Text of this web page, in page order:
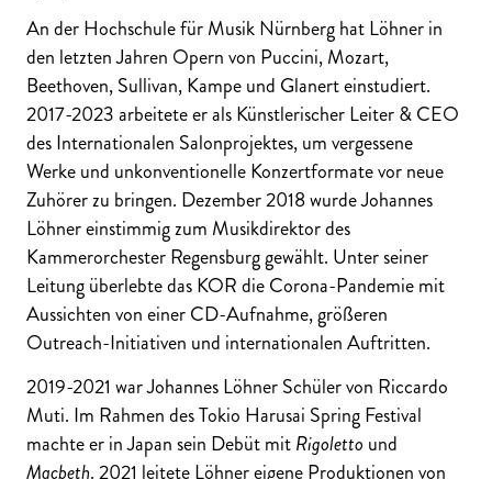
An der Hochschule für Musik Nürnberg hat Löhner in
den letzten Jahren Opern von Puccini, Mozart,
Beethoven, Sullivan, Kampe und Glanert einstudiert.
2017-2023 arbeitete er als Künstlerischer Leiter & CEO
des Internationalen Salonprojektes, um vergessene
Werke und unkonventionelle Konzertformate vor neue
Zuhörer zu bringen. Dezember 2018 wurde Johannes
Löhner einstimmig zum Musikdirektor des
Kammerorchester Regensburg gewählt. Unter seiner
Leitung überlebte das KOR die Corona-Pandemie mit
Aussichten von einer CD-Aufnahme, größeren
Outreach-Initiativen und internationalen Auftritten.
2019-2021 war Johannes Löhner Schüler von Riccardo
Muti. Im Rahmen des Tokio Harusai Spring Festival
machte er in Japan sein Debüt mitRigoletto und
Macbeth. 2021 leitete Löhner eigene Produktionen von